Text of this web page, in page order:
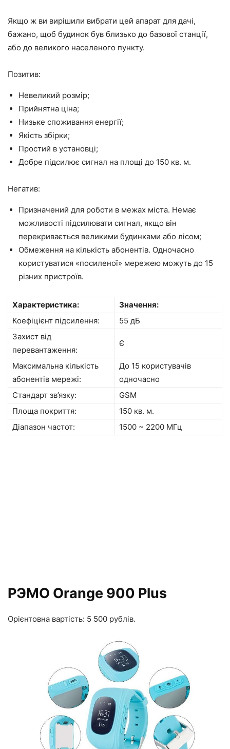
Якщо ж ви вирішили вибрати цей апарат для дачі,
бажано, щоб будинок був близько до базової станції,
або до великого населеного пункту.
Позитив:
Невеликий розмір;
Прийнятна ціна;
Низьке споживання енергії;
Якість збірки;
Простий в установці;
Добре підсилює сигнал на площі до 150 кв. м.
Негатив:
Призначений для роботи в межах міста. Немає
можливості підсилювати сигнал, якщо він
перекривається великими будинками або лісом;
Обмеження на кількість абонентів. Одночасно
користуватися «посиленої» мережею можуть до 15
різних пристроїв.
Характеристика:
Значення:
Коефіцієнт підсилення:
55 дБ
Захист від
перевантаження:
Є
Максимальна кількість
абонентів мережі:
До 15 користувачів
одночасно
Стандарт зв’язку:
GSM
Площа покриття:
150 кв. м.
Діапазон частот:
1500 ~ 2200 МГц
РЭМО Orange 900 Plus
Орієнтовна вартість: 5 500 рублів.